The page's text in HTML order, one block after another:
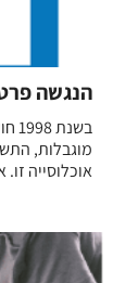
הנגשה
מוגבלות,
אוכלוסייה